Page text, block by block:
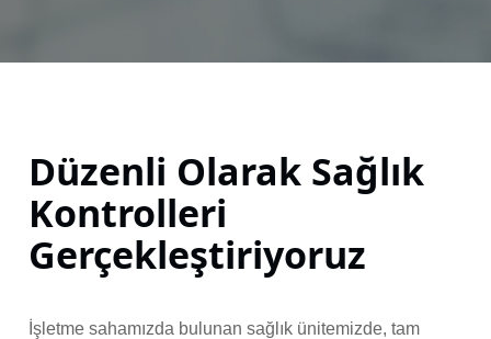
Düzenli Olarak Sağlık
Kontrolleri
Gerçekleştiriyoruz
İşletme sahamızda bulunan sağlık ünitemizde, tam